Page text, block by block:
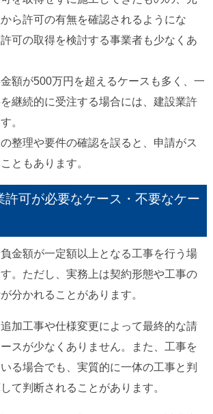
ら許可の有無を確認されるようにな
可の取得を検討する事業者も少なくあ
額が500万円を超えるケースも多く、一
継続的に受注する場合には、建設業許
。
整理や要件の確認を誤ると、申請がス
ともあります。
許可が必要なケース・不要なケー
金額が一定額以上となる工事を行う場
。ただし、実務上は契約形態や工事の
分かれることがあります。
加工事や仕様変更によって最終的な請
スが少なくありません。また、工事を
る場合でも、実質的に一体の工事と判
て判断されることがあります。